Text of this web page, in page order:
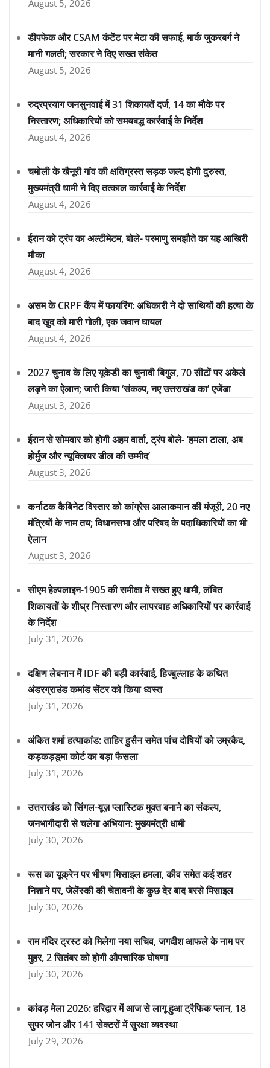
August 5, 2026
डीपफेक और CSAM कंटेंट पर मेटा की सफाई, मार्क जुकरबर्ग ने
मानी गलती; सरकार ने दिए सख्त संकेत
August 5, 2026
रुद्रप्रयाग जनसुनवाई में 31 शिकायतें दर्ज, 14 का मौके पर
निस्तारण; अधिकारियों को समयबद्ध कार्रवाई के निर्देश
August 4, 2026
चमोली के खैनूरी गांव की क्षतिग्रस्त सड़क जल्द होगी दुरुस्त,
मुख्यमंत्री धामी ने दिए तत्काल कार्रवाई के निर्देश
August 4, 2026
ईरान को ट्रंप का अल्टीमेटम, बोले- परमाणु समझौते का यह आखिरी
मौका
August 4, 2026
असम के CRPF कैंप में फायरिंग: अधिकारी ने दो साथियों की हत्या के
बाद खुद को मारी गोली, एक जवान घायल
August 4, 2026
2027 चुनाव के लिए यूकेडी का चुनावी बिगुल, 70 सीटों पर अकेले
लड़ने का ऐलान; जारी किया ‘संकल्प, नए उत्तराखंड का’ एजेंडा
August 3, 2026
ईरान से सोमवार को होगी अहम वार्ता, ट्रंप बोले- ‘हमला टाला, अब
होर्मुज और न्यूक्लियर डील की उम्मीद’
August 3, 2026
कर्नाटक कैबिनेट विस्तार को कांग्रेस आलाकमान की मंजूरी, 20 नए
मंत्रियों के नाम तय; विधानसभा और परिषद के पदाधिकारियों का भी
ऐलान
August 3, 2026
सीएम हेल्पलाइन-1905 की समीक्षा में सख्त हुए धामी, लंबित
शिकायतों के शीघ्र निस्तारण और लापरवाह अधिकारियों पर कार्रवाई
के निर्देश
July 31, 2026
दक्षिण लेबनान में IDF की बड़ी कार्रवाई, हिज्बुल्लाह के कथित
अंडरग्राउंड कमांड सेंटर को किया ध्वस्त
July 31, 2026
अंकित शर्मा हत्याकांड: ताहिर हुसैन समेत पांच दोषियों को उम्रकैद,
कड़कड़डूमा कोर्ट का बड़ा फैसला
July 31, 2026
उत्तराखंड को सिंगल-यूज़ प्लास्टिक मुक्त बनाने का संकल्प,
जनभागीदारी से चलेगा अभियान: मुख्यमंत्री धामी
July 30, 2026
रूस का यूक्रेन पर भीषण मिसाइल हमला, कीव समेत कई शहर
निशाने पर, जेलेंस्की की चेतावनी के कुछ देर बाद बरसे मिसाइल
July 30, 2026
राम मंदिर ट्रस्ट को मिलेगा नया सचिव, जगदीश आफले के नाम पर
मुहर, 2 सितंबर को होगी औपचारिक घोषणा
July 30, 2026
कांवड़ मेला 2026: हरिद्वार में आज से लागू हुआ ट्रैफिक प्लान, 18
सुपर जोन और 141 सेक्टरों में सुरक्षा व्यवस्था
July 29, 2026